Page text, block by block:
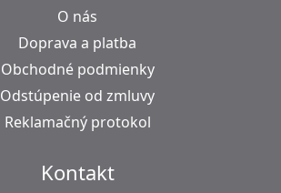
O nás
Doprava a platba
Obchodné podmienky
Odstúpenie od zmluvy
Reklamačný protokol
Kontakt